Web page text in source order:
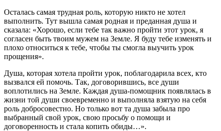
Осталась самая трудная роль, которую никто не хотел
выполнить. Тут вышла самая родная и преданная душа и
сказала: «Хорошо, если тебе так важно пройти этот урок, я
согласен быть твоим мужем на Земле. Я буду тебе изменять и
плохо относиться к тебе, чтобы ты смогла выучить урок
прощения».
Душа, которая хотела пройти урок, поблагодарила всех, кто
вызвался ей помочь. Так, договорившись, все души
воплотились на Земле. Каждая душа-помощник появлялась в
жизни той души своевременно и выполняла взятую на себя
роль добросовестно. Но только вот та душа забыла про
выбранный свой урок, свою просьбу о помощи и
договоренность и стала копить обиды…».